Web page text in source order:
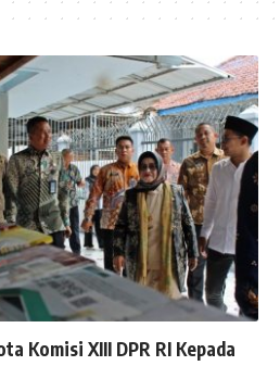
Komisi XIII DPR RI Kepada